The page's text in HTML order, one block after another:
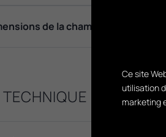
de la chambre de
Ce site
utilisation
marketing